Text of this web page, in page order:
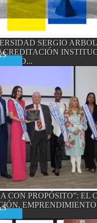
SERGIO
CON PROPÓSITO”: EL